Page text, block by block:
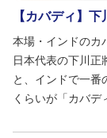
【カバディ】
本場・インドのカ
日本代表の下川正
と、インドで一番
くらいが「カバデ